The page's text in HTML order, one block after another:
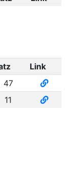
Link
47
11